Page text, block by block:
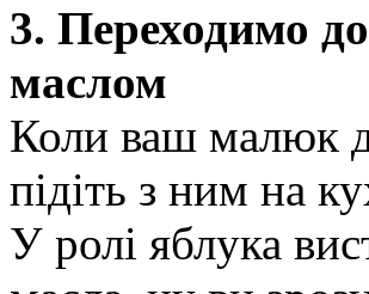
3. Переходимо
маслом
Коли ваш малюк
підіть з ним на
У ролі яблука